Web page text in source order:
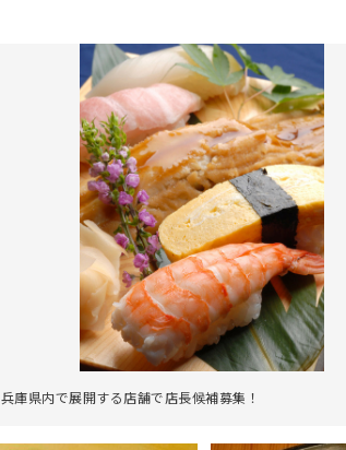
兵庫県内で展開する店舗で店長候補募集！